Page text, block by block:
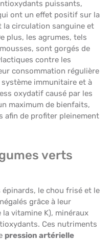
puissants,
ont un effet positif sur la
la circulation sanguine et
plus, les agrumes, tels
sont gorgés de
contre les
consommation régulière
immunitaire et à
oxydatif causé par les
maximum de bienfaits,
afin de profiter pleinement
verts
épinards, le chou frisé et le
grâce à leur
vitamine K), minéraux
Ces nutriments
pression artérielle